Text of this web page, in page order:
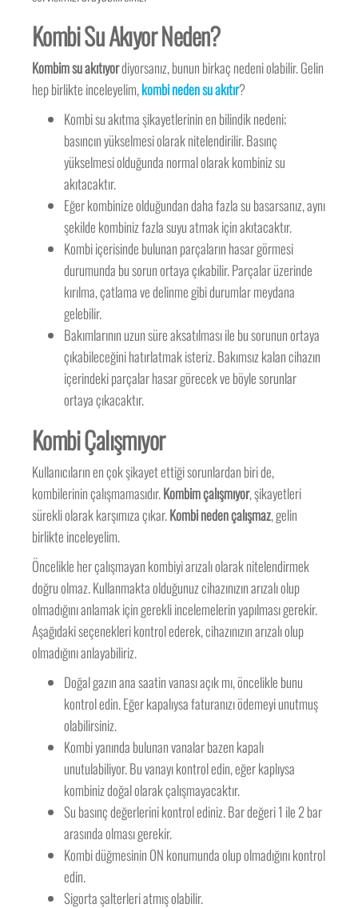
Kombi Su Akıyor Neden?
Kombim su akıtıyordiyorsanız, bunun birkaç nedeni olabilir. Gelin
hep birlikte inceleyelim,kombi neden su akıtır?
Kombi su akıtma şikayetlerinin en bilindik nedeni;
basıncın yükselmesi olarak nitelendirilir. Basınç
yükselmesi olduğunda normal olarak kombiniz su
akıtacaktır.
Eğer kombinize olduğundan daha fazla su basarsanız, aynı
şekilde kombiniz fazla suyu atmak için akıtacaktır.
Kombi içerisinde bulunan parçaların hasar görmesi
durumunda bu sorun ortaya çıkabilir. Parçalar üzerinde
kırılma, çatlama ve delinme gibi durumlar meydana
gelebilir.
Bakımlarının uzun süre aksatılması ile bu sorunun ortaya
çıkabileceğini hatırlatmak isteriz. Bakımsız kalan cihazın
içerindeki parçalar hasar görecek ve böyle sorunlar
ortaya çıkacaktır.
Kombi Çalışmıyor
Kullanıcıların en çok şikayet ettiği sorunlardan biri de,
kombilerinin çalışmamasıdır.Kombim çalışmıyor, şikayetleri
sürekli olarak karşımıza çıkar.Kombi neden çalışmaz, gelin
birlikte inceleyelim.
Öncelikle her çalışmayan kombiyi arızalı olarak nitelendirmek
doğru olmaz. Kullanmakta olduğunuz cihazınızın arızalı olup
olmadığını anlamak için gerekli incelemelerin yapılması gerekir.
Aşağıdaki seçenekleri kontrol ederek, cihazınızın arızalı olup
olmadığını anlayabiliriz.
Doğal gazın ana saatin vanası açık mı, öncelikle bunu
kontrol edin. Eğer kapalıysa faturanızı ödemeyi unutmuş
olabilirsiniz.
Kombi yanında bulunan vanalar bazen kapalı
unutulabiliyor. Bu vanayı kontrol edin, eğer kaplıysa
kombiniz doğal olarak çalışmayacaktır.
Su basınç değerlerini kontrol ediniz. Bar değeri 1 ile 2 bar
arasında olması gerekir.
Kombi düğmesinin ON konumunda olup olmadığını kontrol
edin.
Sigorta şalterleri atmış olabilir.